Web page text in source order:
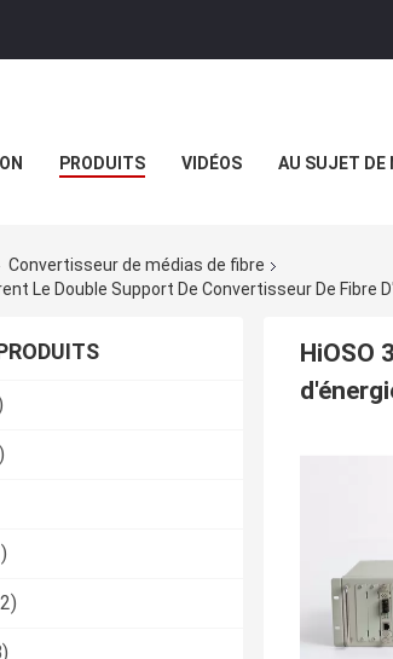
PRODUITS VIDÉOS AU SUJET DE
Convertisseur de médias de fibre
Le Double Support De Convertisseur De
HiOSO